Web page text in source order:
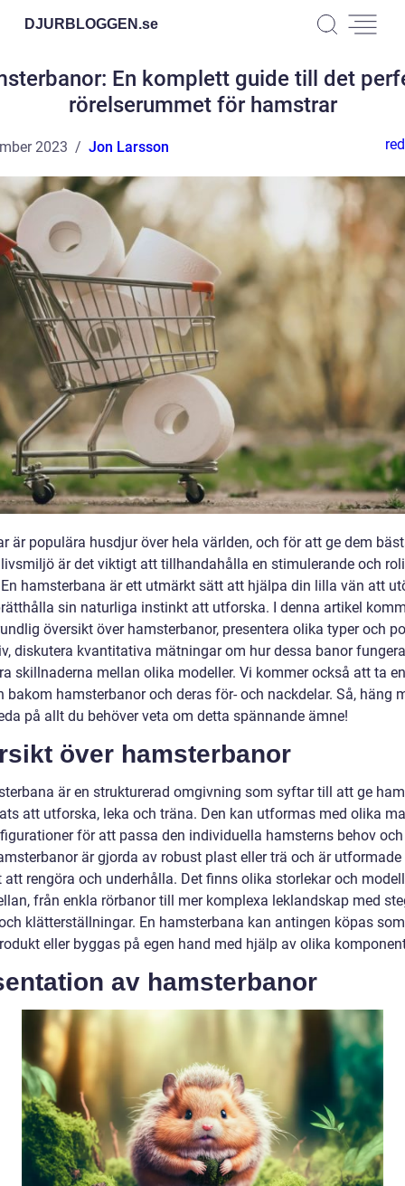
DJURBLOGGEN.se
En komplett guide till det
rörelserummet för hamstrar
2023 Jon Larsson
är populära husdjur över hela världen, och för att ge dem
är det viktigt att tillhandahålla en stimulerande och
hamsterbana är ett utmärkt sätt att hjälpa din lilla vän att
sin naturliga instinkt att utforska. I denna artikel
översikt över hamsterbanor, presentera olika typer och
diskutera kvantitativa mätningar om hur dessa banor
skillnaderna mellan olika modeller. Vi kommer också att ta
bakom hamsterbanor och deras för- och nackdelar. Så, häng
på allt du behöver veta om detta spännande ämne!
över hamsterbanor
är en strukturerad omgivning som syftar till att ge
att utforska, leka och träna. Den kan utformas med olika
för att passa den individuella hamsterns behov och
är gjorda av robust plast eller trä och är
att rengöra och underhålla. Det finns olika storlekar och
från enkla rörbanor till mer komplexa leklandskap med
klätterställningar. En hamsterbana kan antingen köpas
eller byggas på egen hand med hjälp av olika
av hamsterbanor